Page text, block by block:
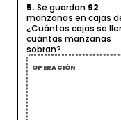
5. Se guardan 92
manzanas en cajas
¿Cuántas cajas se
cuántas manzanas
sobran?
OPERACIÓN